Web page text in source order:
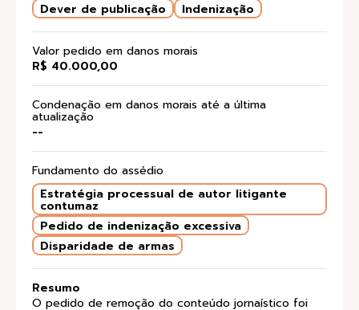
Dever de publicação
Indenização
Valor pedido em danos morais
R$ 40.000,00
Condenação em danos morais até a última
atualização
--
Fundamento do assédio
Estratégia processual de autor litigante
contumaz
Pedido de indenização excessiva
Disparidade de armas
Resumo
O pedido de remoção do conteúdo jornaístico foi